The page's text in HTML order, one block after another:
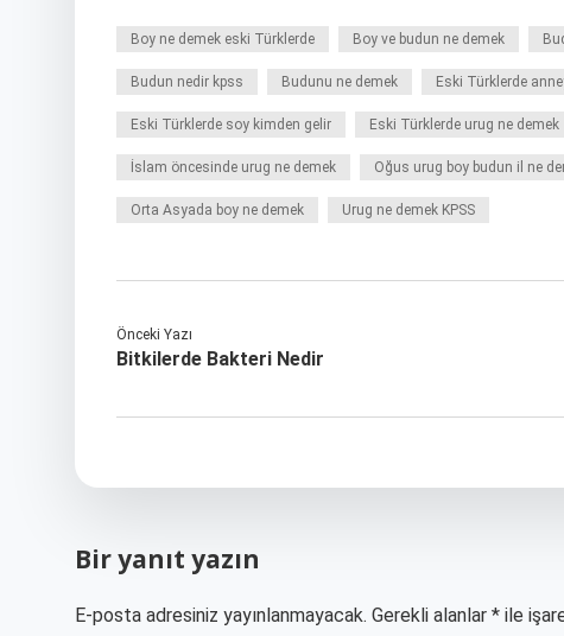
Boy ne demek eski Türklerde Boy ve budun ne demek
Budun nedir kpss Budunu ne demek Eski Türklerde
Eski Türklerde soy kimden gelir Eski Türklerde urug ne demek
İslam öncesinde urug ne demek Oğus urug boy budun il ne
Orta Asyada boy ne demek Urug ne demek KPSS
Önceki Yazı
Bitkilerde Bakteri Nedir
Bir yanıt yazın
E-posta adresiniz yayınlanmayacak. Gerekli alanlar * ile